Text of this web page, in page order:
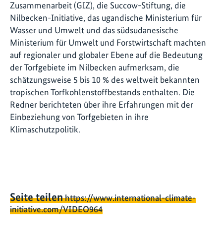
Zusammenarbeit (GIZ), die Succow-Stiftung, die
Nilbecken-Initiative, das ugandische Ministerium für
Wasser und Umwelt und das südsudanesische
Ministerium für Umwelt und Forstwirtschaft machten
auf regionaler und globaler Ebene auf die Bedeutung
der Torfgebiete im Nilbecken aufmerksam, die
schätzungsweise 5 bis 10 % des weltweit bekannten
tropischen Torfkohlenstoffbestands enthalten. Die
Redner berichteten über ihre Erfahrungen mit der
Einbeziehung von Torfgebieten in ihre
Klimaschutzpolitik.
Seite teilenhttps://www.international-climate-
initiative.com/VIDEO964